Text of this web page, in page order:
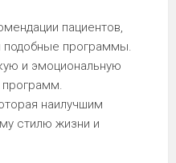
пациентов,
подобные программы.
и эмоциональную
программ.
наилучшим
стилю жизни и